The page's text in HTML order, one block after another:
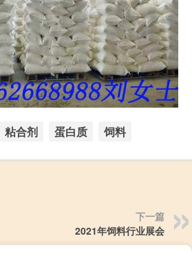
粘合剂 蛋白质 饲料
下一篇
2021年饲料行业展会